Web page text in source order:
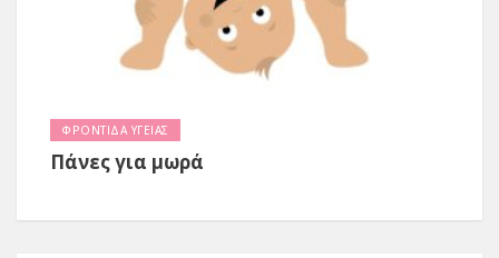
ΦΡΟΝΤΙΔΑ ΥΓΕΙΑΣ
Πάνες για μωρά